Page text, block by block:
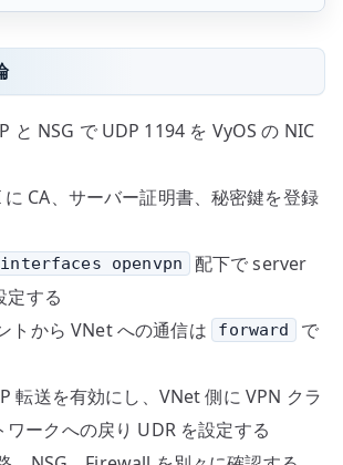
と NSG で UDP 1194 を VyOS の NIC
に CA、サーバー証明書、秘密鍵を登録
interfaces openvpn
配下で server
定する
トから VNet への通信は
forward
で
転送を有効にし、VNet 側に VPN クラ
ワークへの戻り UDR を設定する